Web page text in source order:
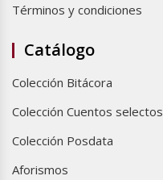
Términos y condiciones
Catálogo
Colección Bitácora
Colección Cuentos selectos
Colección Posdata
Aforismos